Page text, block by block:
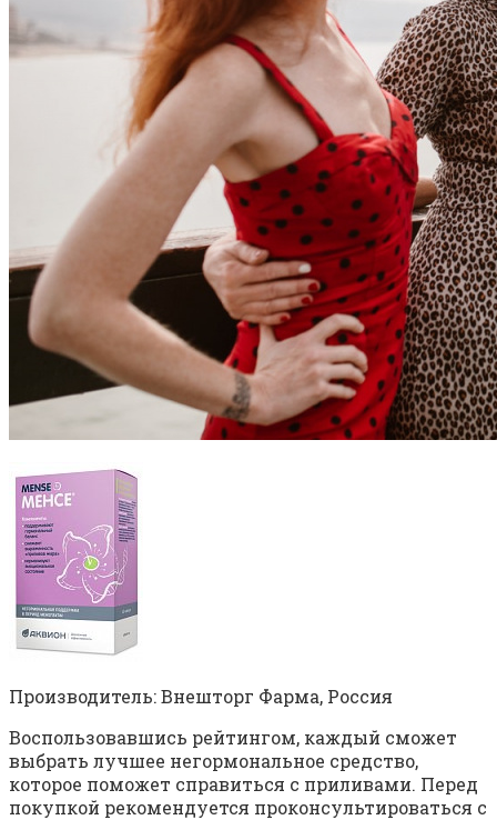
Производитель: Внешторг Фарма, Россия
Воспользовавшись рейтингом, каждый сможет
выбрать лучшее негормональное средство,
которое поможет справиться с приливами. Перед
покупкой рекомендуется проконсультироваться с